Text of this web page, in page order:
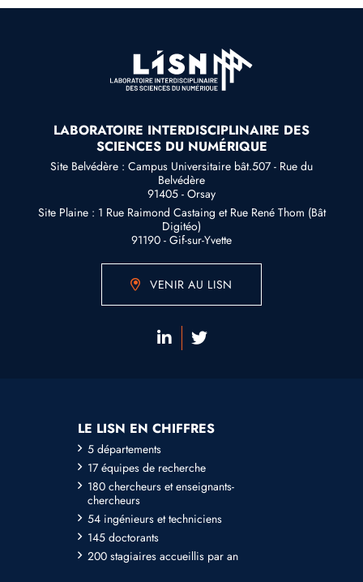
LABORATOIRE INTERDISCIPLINAIRE DES
SCIENCES DU NUMÉRIQUE
Site Belvédère : Campus Universitaire bât.507 - Rue du
Belvédère
91405 - Orsay
Site Plaine : 1 Rue Raimond Castaing et Rue René Thom (Bât
Digitéo)
91190 - Gif-sur-Yvette
VENIR AU LISN
LE LISN EN CHIFFRES
5 départements
17 équipes de recherche
180 chercheurs et enseignants-
chercheurs
54 ingénieurs et techniciens
145 doctorants
200 stagiaires accueillis par an